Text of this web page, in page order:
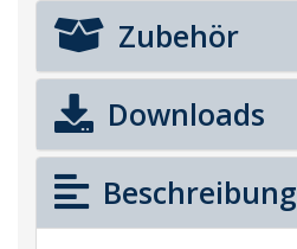
Zubehör
Downloads
Beschreibung